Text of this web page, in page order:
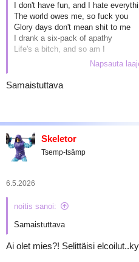
I don't have fun, and I hate
The world owes me, so fuck you
Glory days don't mean shit to me
I drank a six-pack of apathy
Life's a bitch, and so am I
Tämä on kuulemma teemalauluni,
kummisetä olen. Snif snif.
Napsauta
Samaistuttava
Skeletor
Tsemp-tsämp
6.5.2026
noitis sanoi:
Samaistuttava
Ai olet mies?! Selittäisi